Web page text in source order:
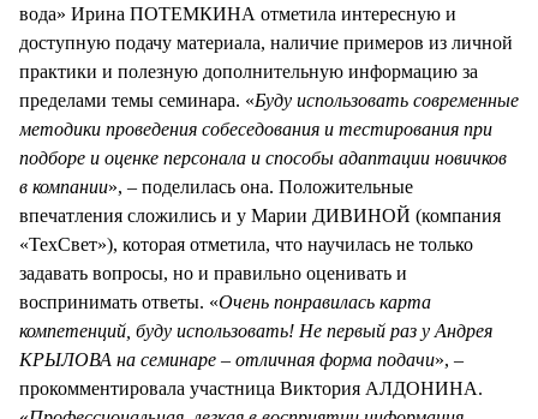
вода» Ирина ПОТЕМКИНА отметила интересную и
доступную подачу материала, наличие примеров из личной
практики и полезную дополнительную информацию за
пределами темы семинара. «Буду использовать современные
методики проведения собеседования и тестирования при
подборе и оценке персонала и способы адаптации новичков
в компании», – поделилась она. Положительные
впечатления сложились и у Марии ДИВИНОЙ (компания
«ТехСвет»), которая отметила, что научилась не только
задавать вопросы, но и правильно оценивать и
воспринимать ответы. «Очень понравилась карта
компетенций, буду использовать! Не первый раз у Андрея
КРЫЛОВА на семинаре – отличная форма подачи», –
прокомментировала участница Виктория АЛДОНИНА.